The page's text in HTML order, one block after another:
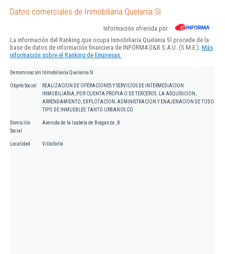
Datos comerciales de Inmobiliaria Quelania Sl
Información ofrecida por
La información del Ranking que ocupa Inmobiliaria Quelania Sl procede de la
base de datos de información financiera de INFORMA D&B S.A.U. (S.M.E.). Más
información sobre el Ranking de Empresas.
Denominación Inmobiliaria Quelania Sl
Objeto Social
REALIZACION DE OPERACIONES Y SERVICIOS DE INTERMEDIACION
INMOBILIARIA, POR CUENTA PROPIA O DE TERCEROS. LA ADQUISICION,
ARRENDAMIENTO, EXPLOTACION, ADMINISTRACION Y ENAJENACION DE TODO
TIPO DE INMUEBLES: TANTO URBANOS CO
Domicilio
Social
Avenida de la Isabela de Braganza , 8
Localidad Villalbilla